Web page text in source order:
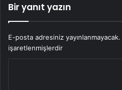
Bir yanıt yazın
E-posta adresiniz yayınlanmayacak.
işaretlenmişlerdir